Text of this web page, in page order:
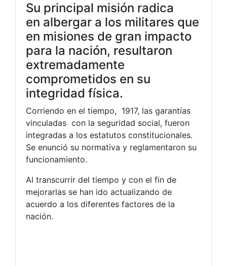
Su principal misión radica
en albergar a los militares que
en misiones de gran impacto
para la nación, resultaron
extremadamente
comprometidos en su
integridad física.
Corriendo en el tiempo, 1917, las garantías
vinculadas con la seguridad social, fueron
integradas a los estatutos constitucionales.
Se enunció su normativa y reglamentaron su
funcionamiento.
Al transcurrir del tiempo y con el fin de
mejorarlas se han ido actualizando de
acuerdo a los diferentes factores de la
nación.